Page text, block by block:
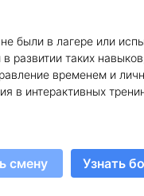
были в лагере или
развитии таких
временем и
в интерактивных
смену Узнать